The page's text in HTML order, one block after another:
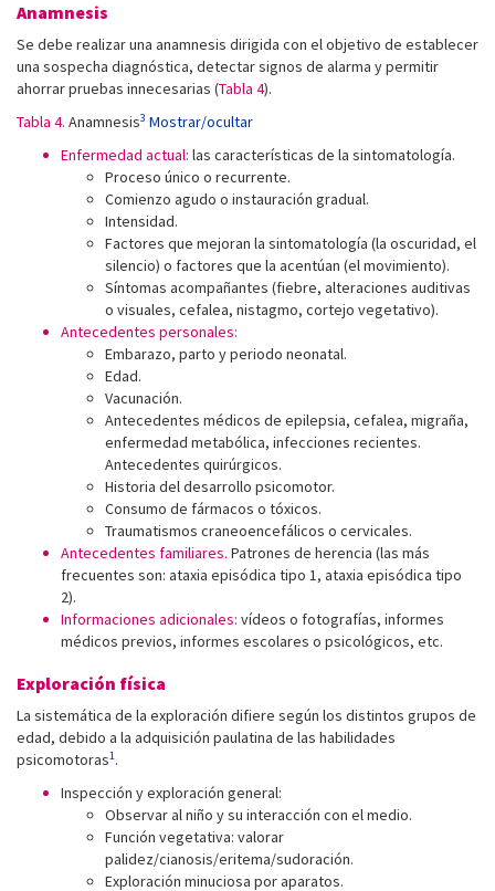
Anamnesis
Se debe realizar una anamnesis dirigida con el objetivo de establecer
una sospecha diagnóstica, detectar signos de alarma y permitir
ahorrar pruebas innecesarias (Tabla 4).
Tabla 4. Anamnesis3 Mostrar/ocultar
Enfermedad actual: las características de la sintomatología.
Proceso único o recurrente.
Comienzo agudo o instauración gradual.
Intensidad.
Factores que mejoran la sintomatología (la oscuridad, el
silencio) o factores que la acentúan (el movimiento).
Síntomas acompañantes (fiebre, alteraciones auditivas
o visuales, cefalea, nistagmo, cortejo vegetativo).
Antecedentes personales:
Embarazo, parto y periodo neonatal.
Edad.
Vacunación.
Antecedentes médicos de epilepsia, cefalea, migraña,
enfermedad metabólica, infecciones recientes.
Antecedentes quirúrgicos.
Historia del desarrollo psicomotor.
Consumo de fármacos o tóxicos.
Traumatismos craneoencefálicos o cervicales.
Antecedentes familiares. Patrones de herencia (las más
frecuentes son: ataxia episódica tipo 1, ataxia episódica tipo
2).
Informaciones adicionales: vídeos o fotografías, informes
médicos previos, informes escolares o psicológicos, etc.
Exploración física
La sistemática de la exploración difiere según los distintos grupos de
edad, debido a la adquisición paulatina de las habilidades
psicomotoras1.
Inspección y exploración general:
Observar al niño y su interacción con el medio.
Función vegetativa: valorar
palidez/cianosis/eritema/sudoración.
Exploración minuciosa por aparatos.